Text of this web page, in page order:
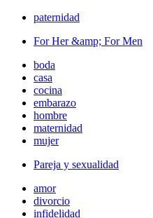
paternidad
For Her &amp; For Men
boda
casa
cocina
embarazo
hombre
maternidad
mujer
Pareja y sexualidad
amor
divorcio
infidelidad